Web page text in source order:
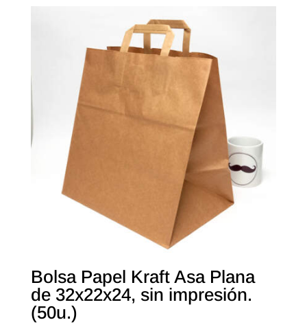
Bolsa Papel Kraft Asa Plana
de 32x22x24, sin impresión.
(50u.)